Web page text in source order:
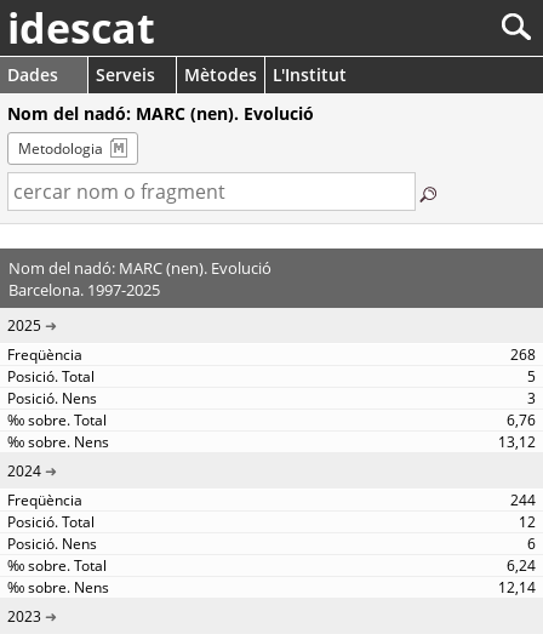
idescat
Dades Serveis Mètodes
L'Institut
Nom del nadó: MARC (nen). Evolució
Metodologia
Nom del nadó: MARC (nen). Evolució
Barcelona. 1997-2025
2025
268
5
3
6,76
13,12
2024
244
12
6
6,24
12,14
2023